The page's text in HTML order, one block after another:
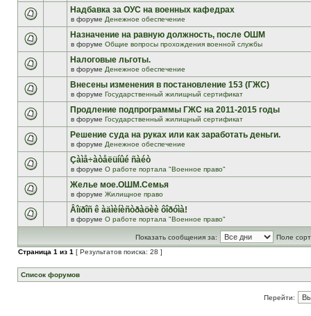
Надбавка за ОУС на военных кафедрах
в форуме Денежное обеспечение
Назначение на равную должность, после ОШМ
в форуме Общие вопросы прохождения военной службы
Налоговые льготы.
в форуме Денежное обеспечение
Внесены изменения в постановление 153 (ГЖС)
в форуме Государственный жилищный сертификат
Продление подпрограммы ГЖС на 2011-2015 годы
в форуме Государственный жилищный сертификат
Решение суда на руках или как заработать деньги.
в форуме Денежное обеспечение
Çàìå÷àòåëüíûé ñàéò
в форуме О работе портала "Военное право"
Желье мое.ОШМ.Семья
в форуме Жилищное право
Âîïðîñ ê àäìèíèñòðàöèè ôîðóìà!
в форуме О работе портала "Военное право"
Показать сообщения за:
Поле
Страница 1 из 1 [ Результатов поиска: 28 ]
Список форумов
Перейти: